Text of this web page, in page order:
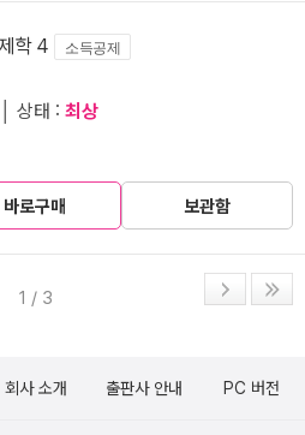
학 4 소득공제
상태 : 최상
바로구매 보관함
1 / 3
회사 소개 출판사 안내 PC 버전